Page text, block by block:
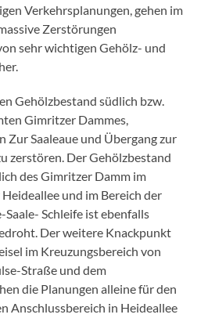
Verkehrsplanungen, gehen im
Zerstörungen
sehr wichtigen Gehölz- und
Gehölzbestand südlich bzw.
Gimritzer Dammes,
Zur Saaleaue und Übergang zur
zerstören. Der Gehölzbestand
des Gimritzer Damm im
und im Bereich der
Schleife ist ebenfalls
Der weitere Knackpunkt
im Kreuzungsbereich von
Straße und dem
die Planungen alleine für den
Anschlussbereich in Heideallee